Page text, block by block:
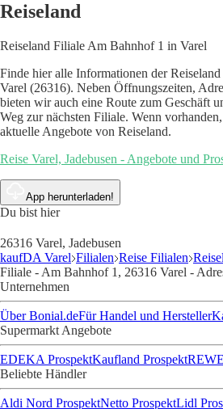
Reiseland
Reiseland Filiale Am Bahnhof 1 in Varel
Finde hier alle Informationen der
Varel (26316). Neben Öffnungszeiten,
bieten wir auch eine Route zum Geschäft
Weg zur nächsten Filiale. Wenn
aktuelle Angebote von Reiseland.
Reise Varel, Jadebusen - Angebote und
App herunterladen!
Du bist hier
26316 Varel, Jadebusen
kaufDA Varel Filialen Reise Filialen
Filiale - Am Bahnhof 1, 26316 Varel -
Unternehmen
Über Bonial.deFür Handel und Hersteller
Supermarkt Angebote
EDEKA ProspektKaufland Prospekt
Beliebte Händler
Aldi Nord ProspektNetto ProspektLidl